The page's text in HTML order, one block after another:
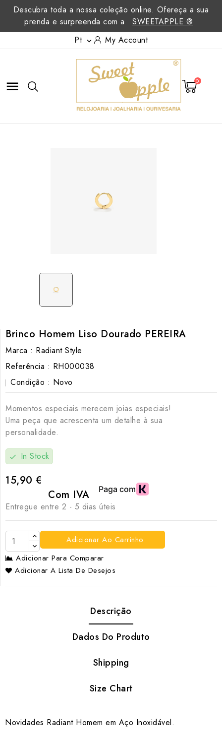
Descubra toda a nossa coleção online. Ofereça a sua
prenda e surpreenda com a
SWEETAPPLE ®
Pt  My Account
 0
Brinco Homem Liso Dourado PEREIRA
Marca : Radiant Style
Referência : RH000038
Condição : Novo
Momentos especiais merecem joias especiais!
Uma peça que acrescenta um detalhe à sua
personalidade.
check In Stock
15,90 €
Com IVA
Entregue entre 2 - 5 dias úteis
Adicionar Ao Carrinho
Adicionar Para Comparar
Adicionar A Lista De Desejos
Descrição
Dados Do Produto
Shipping
Size Chart
Novidades Radiant Homem em Aço Inoxidável.